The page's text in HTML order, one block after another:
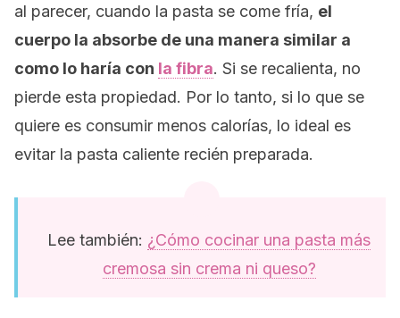
al parecer, cuando la pasta se come fría, el
cuerpo la absorbe de una manera similar a
como lo haría con la fibra. Si se recalienta, no
pierde esta propiedad. Por lo tanto, si lo que se
quiere es consumir menos calorías, lo ideal es
evitar la pasta caliente recién preparada.
Lee también: ¿Cómo cocinar una pasta más
cremosa sin crema ni queso?